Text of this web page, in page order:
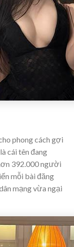
phong cách gợi
cái tên đang
392.000 người
mỗi bài đăng
mạng vừa ngại